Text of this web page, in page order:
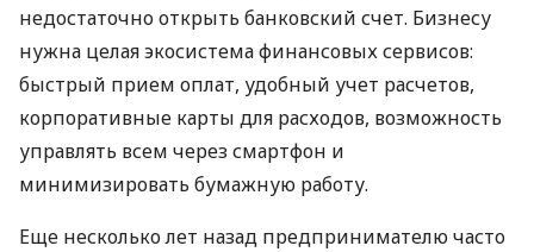
недостаточно открыть банковский счет. Бизнесу
нужна целая экосистема финансовых сервисов:
быстрый прием оплат, удобный учет расчетов,
корпоративные карты для расходов, возможность
управлять всем через смартфон и
минимизировать бумажную работу.
Еще несколько лет назад предпринимателю часто